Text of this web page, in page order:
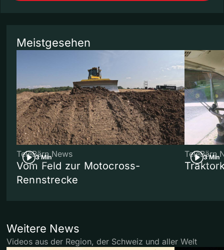
Meistgesehen
3 Min
TeleBärn News
Vom Feld zur Motocross-
Rennstrecke
3 Min
TeleBärn
Weitere News
Videos aus der Region, der Schweiz und aller Welt